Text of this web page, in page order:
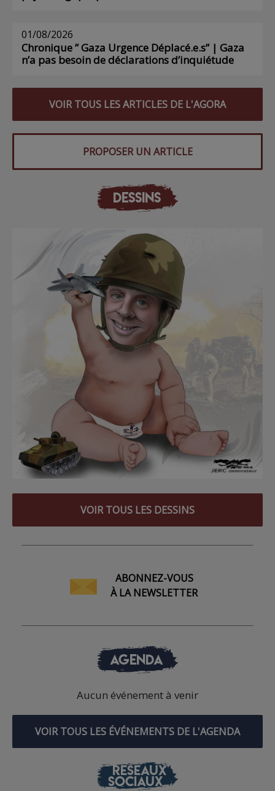
01/08/2026
Chronique ” Gaza Urgence Déplacé.e.s” | Gaza
n’a pas besoin de déclarations d’inquiétude
VOIR TOUS LES ARTICLES DE L'AGORA
PROPOSER UN ARTICLE
DESSINS
VOIR TOUS LES DESSINS
ABONNEZ-VOUS
À LA NEWSLETTER
AGENDA
Aucun événement à venir
VOIR TOUS LES ÉVÉNEMENTS DE L'AGENDA
RÉSEAUX
SOCIAUX